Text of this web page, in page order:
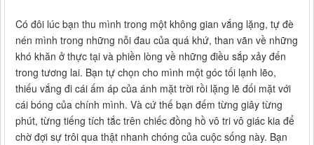
Có đôi lúc bạn thu mình trong một không gian vắng lặng, tự đè
nén mình trong những nỗi đau của quá khứ, than vãn về những
khó khăn ở thực tại và phiền lòng về những điều sắp xảy đến
trong tương lai. Bạn tự chọn cho mình một góc tối lạnh lẽo,
thiếu vắng đi cái ấm áp của ánh mặt trời rồi lặng lẽ đối mặt với
cái bóng của chính mình. Và cứ thế bạn đếm từng giây từng
phút, từng tiếng tích tắc trên chiếc đồng hồ vô tri vô giác kia để
chờ đợi sự trôi qua thật nhanh chóng của cuộc sống này. Bạn